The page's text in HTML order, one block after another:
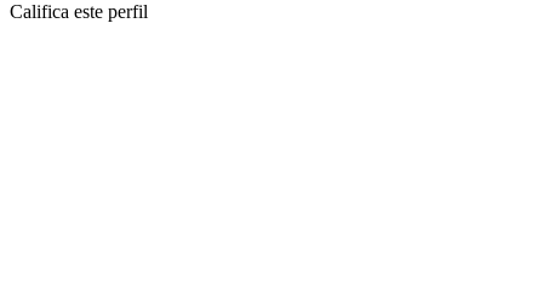
Califica este perfil